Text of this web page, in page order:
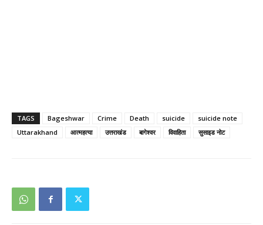
TAGS Bageshwar Crime Death suicide
suicide note
Uttarakhand
आत्महत्या उत्तराखंड बागेश्वर विवाहिता सुसाइड नोट